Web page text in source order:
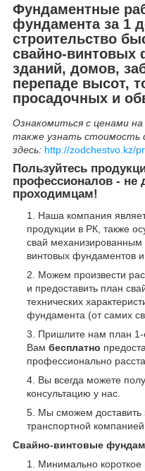
Фундаментные
фундамента за 1
строительство
свайно-винтовых
зданий, домов,
перепаде высот,
просадочных и
Ознакомиться с ценами
также узнать
здесь: http://zodchestvo.kz/
Пользуйтесь
профессионалов - не
проходимцам!
Наша компания
продукции в РК, также
свай механизированным
винтовых фундаментов
Можем произвести
и предоставить план
технических
фундамента (от самих
Пришлите нам план
Вам бесплатно
профессионально
Вы всегда можете
консультацию у нас.
Мы сможем доставить
транспортной
Свайно-винтовые
Минимально короткое